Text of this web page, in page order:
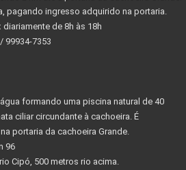
pagando ingresso adquirido na portaria.
diariamente de 8h às 18h
99934-7353
formando uma piscina natural de 40
ciliar circundante à cachoeira. É
portaria da cachoeira Grande.
96
Cipó, 500 metros rio acima.